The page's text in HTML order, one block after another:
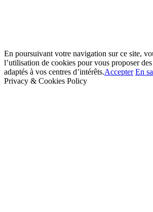
En poursuivant votre navigation sur ce site,
l’utilisation de cookies pour vous proposer
adaptés à vos centres d’intérêts.Accepter En
Privacy & Cookies Policy